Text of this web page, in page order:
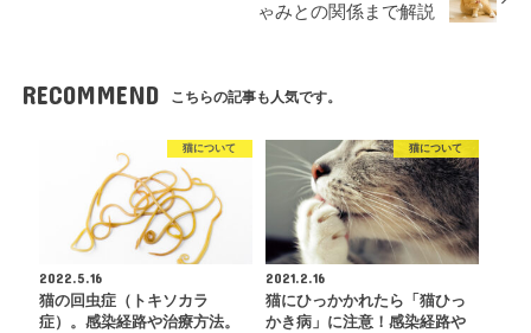
ゃみとの関係まで解説
RECOMMEND こちらの記事も人気です。
猫について
2022.5.16
猫の回虫症（トキソカラ
症）。感染経路や治療方法。
猫について
2021.2.16
猫にひっかかれたら「猫ひっ
かき病」に注意！感染経路や